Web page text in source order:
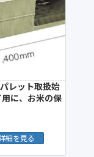
レット取扱始
に、お米の保
細を見る